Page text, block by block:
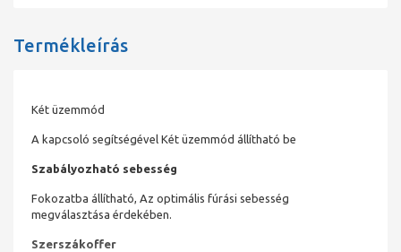
Termékleírás
Két üzemmód
A kapcsoló segítségével Két üzemmód állítható be
Szabályozható sebesség
Fokozatba állítható, Az optimális fúrási sebesség
megválasztása érdekében.
Szerszákoffer